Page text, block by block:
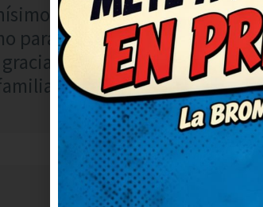
con este chiste, de
para bien, gracias. Me ha
Lo apuntaré para